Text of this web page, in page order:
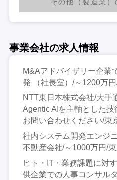
その他（製造業）
事業会社の求人情報
M&Aアドバイザリー企業
発 （社長室）/～1200万
NTT東日本株式会社/大手
Agentic AIを主軸とした
お問い合わせください/東
社内システム開発エンジ
不動産会社/～1000万円/
ヒト・IT・業務課題に対
供企業での人事コンサル